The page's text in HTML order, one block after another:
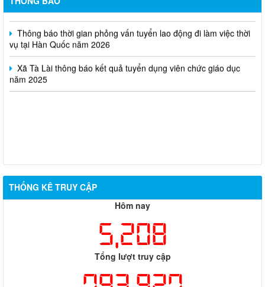
năm học 2025 – 2026 cho học sinh, sinh viên
Thông báo thời gian phỏng vấn tuyển lao động đi làm việc thời
vụ tại Hàn Quốc năm 2026
Xã Tà Lài thông báo kết quả tuyển dụng viên chức giáo dục
năm 2025
THỐNG KÊ TRUY CẬP
Hôm nay
5,208
Tổng lượt truy cập